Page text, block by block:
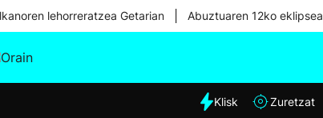
lehorreratzea Getarian Abuztuaren 12ko eklipsea
Eguraldia
Klisk Zuretzat